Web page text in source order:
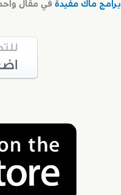
برامج ماك مفيدة في مقال